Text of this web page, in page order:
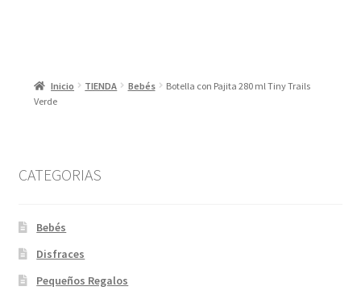
Inicio TIENDA Bebés
Botella con Pajita 280 ml Tiny Trails
Verde
CATEGORIAS
Bebés
Disfraces
Pequeños Regalos